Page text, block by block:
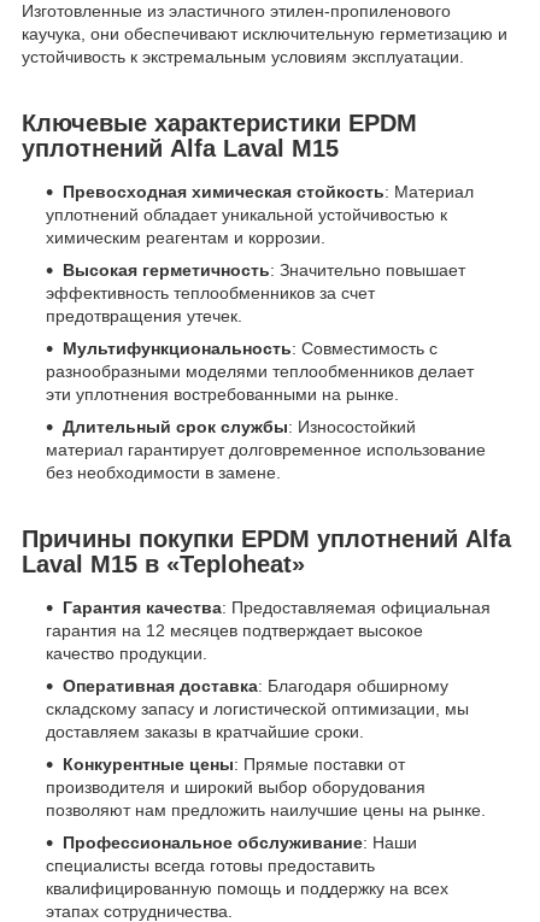
Изготовленные из эластичного этилен-пропиленового
каучука, они обеспечивают исключительную герметизацию и
устойчивость к экстремальным условиям эксплуатации.
Ключевые характеристики EPDM
уплотнений Alfa Laval М15
Превосходная химическая стойкость: Материал
уплотнений обладает уникальной устойчивостью к
химическим реагентам и коррозии.
Высокая герметичность: Значительно повышает
эффективность теплообменников за счет
предотвращения утечек.
Мультифункциональность: Совместимость с
разнообразными моделями теплообменников делает
эти уплотнения востребованными на рынке.
Длительный срок службы: Износостойкий
материал гарантирует долговременное использование
без необходимости в замене.
Причины покупки EPDM уплотнений Alfa
Laval М15 в «Teploheat»
Гарантия качества: Предоставляемая официальная
гарантия на 12 месяцев подтверждает высокое
качество продукции.
Оперативная доставка: Благодаря обширному
складскому запасу и логистической оптимизации, мы
доставляем заказы в кратчайшие сроки.
Конкурентные цены: Прямые поставки от
производителя и широкий выбор оборудования
позволяют нам предложить наилучшие цены на рынке.
Профессиональное обслуживание: Наши
специалисты всегда готовы предоставить
квалифицированную помощь и поддержку на всех
этапах сотрудничества.